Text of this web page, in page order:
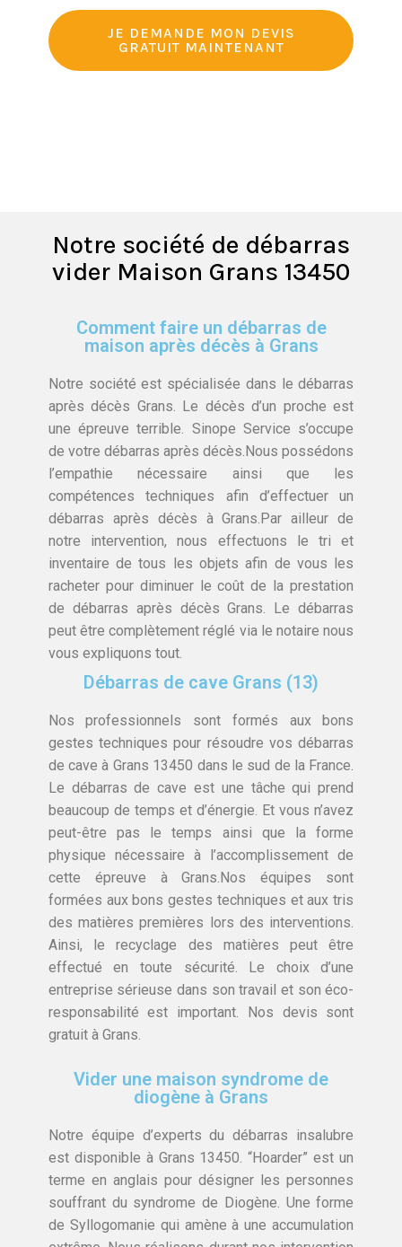
JE DEMANDE MON DEVIS
GRATUIT MAINTENANT
Notre société de débarras
vider Maison Grans 13450
Comment faire un débarras de
maison après décès à Grans
Notre société est spécialisée dans le débarras
après décès Grans. Le décès d’un proche est
une épreuve terrible. Sinope Service s’occupe
de votre débarras après décès.Nous possédons
l’empathie nécessaire ainsi que les
compétences techniques afin d’effectuer un
débarras après décès à Grans.Par ailleur de
notre intervention, nous effectuons le tri et
inventaire de tous les objets afin de vous les
racheter pour diminuer le coût de la prestation
de débarras après décès Grans. Le débarras
peut être complètement réglé via le notaire nous
vous expliquons tout.
Débarras de cave Grans (13)
Nos professionnels sont formés aux bons
gestes techniques pour résoudre vos débarras
de cave à Grans 13450 dans le sud de la France.
Le débarras de cave est une tâche qui prend
beaucoup de temps et d’énergie. Et vous n’avez
peut-être pas le temps ainsi que la forme
physique nécessaire à l’accomplissement de
cette épreuve à Grans.Nos équipes sont
formées aux bons gestes techniques et aux tris
des matières premières lors des interventions.
Ainsi, le recyclage des matières peut être
effectué en toute sécurité. Le choix d’une
entreprise sérieuse dans son travail et son éco-
responsabilité est important. Nos devis sont
gratuit à Grans.
Vider une maison syndrome de
diogène à Grans
Notre équipe d’experts du débarras insalubre
est disponible à Grans 13450. “Hoarder” est un
terme en anglais pour désigner les personnes
souffrant du syndrome de Diogène. Une forme
de Syllogomanie qui amène à une accumulation